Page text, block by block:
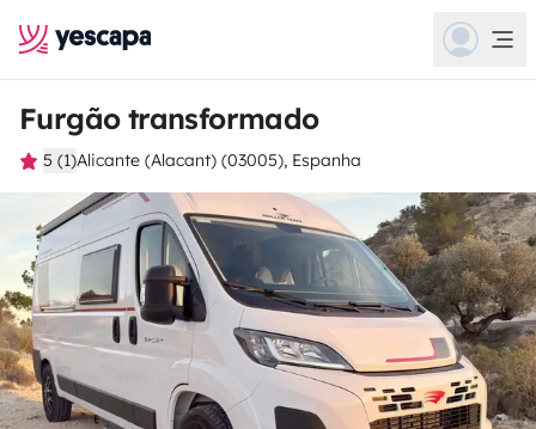
Furgão transformado
5 (1)Alicante (Alacant) (03005), Espanha